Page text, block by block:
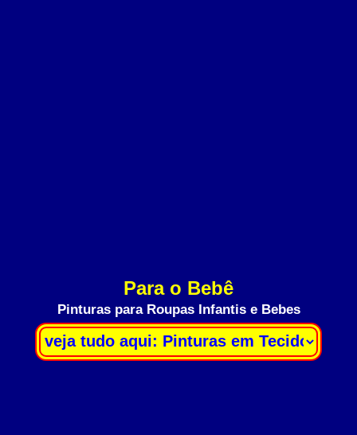
Para o Bebê
Pinturas para Roupas Infantis e Bebes